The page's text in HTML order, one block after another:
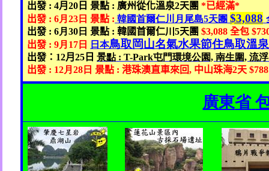
出發 : 4月20 日 景點 : 廣州從化溫泉2天團*已經滿*
出發 : 6月23 日 景點 : 韓國首爾仁川月尾島5天團 $3,088
出發 : 6月30 日 景點 : 韓國首爾仁川5天團 $3,088全包
出發 : 9月17 日 日本鳥取岡山名氣水果節住鳥取溫
出發： 12月25 日景點: T-Park屯門環境公園,南生圍,流
出發 : 12月28 日 景點 :港珠澳直車來回, 中山珠海2天
廣東省